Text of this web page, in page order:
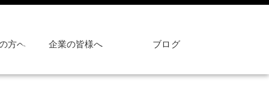
方へ 企業の皆様へ ブログ